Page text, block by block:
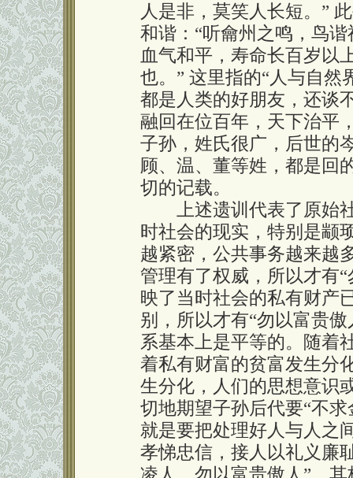
人是非，莫笑人长短。”
和谐：“听龠州之鸣，鸟
血气和平，寿命长百岁以
也。” 这里指的“人与自然
都是人类的好朋友，还谈
融回在位百年，天下治平
子孙，姓氏很广，后世的
顾、温、董等姓，都是回
切的记载。
上述遗训代表了原始社
时社会的现实，特别是颛
越紧密，公共事务越来越
管理有了权威，所以才有
映了当时社会的私有财产
别，所以才有“勿以富贵
系基本上是平等的。随着
着私有财富的贫富发生分
生分化，人们的思想意识
切地期望子孙后代要“不
就是要把处理好人与人之
孝悌忠信，接人以礼义廉